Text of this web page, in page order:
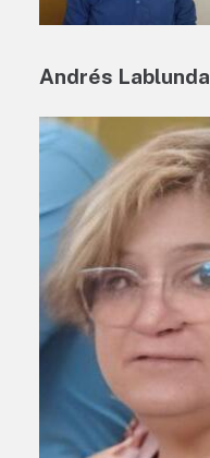
Andrés Lablunda